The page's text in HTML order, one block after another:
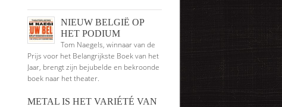
NIEUW BELGIË OP
HET PODIUM
Tom Naegels, winnaar van de
Prijs voor het Belangrijkste Boek van het
Jaar, brengt zijn bejubelde en bekroonde
boek naar het theater.
METAL IS HET VARIÉTÉ VAN